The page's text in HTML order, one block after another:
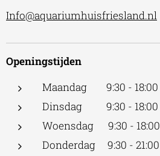
Info@aquariumhuisfriesland.nl
Openingstijden
Maandag 9:30 - 18:00
Dinsdag 9:30 - 18:00
Woensdag 9:30 - 18:00
Donderdag 9:30 - 21:00